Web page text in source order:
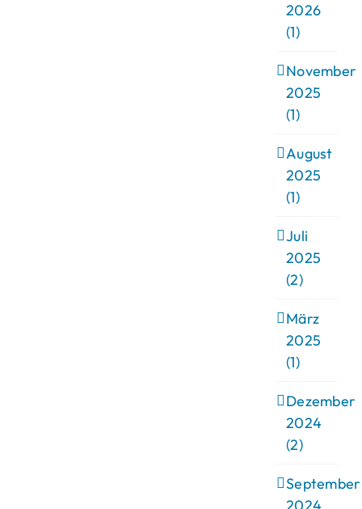
2026
(1)
November
2025
(1)
August
2025
(1)
Juli
2025
(2)
März
2025
(1)
Dezember
2024
(2)
September